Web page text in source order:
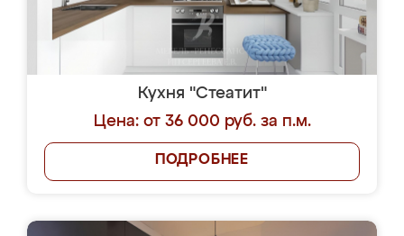
Кухня "Стеатит"
Цена: от 36 000 руб. за п.м.
ПОДРОБНЕЕ